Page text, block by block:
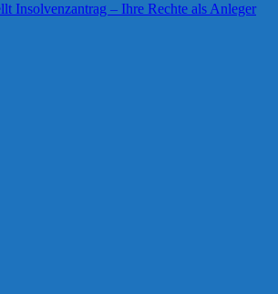
Insolvenzantrag – Ihre Rechte als Anleger